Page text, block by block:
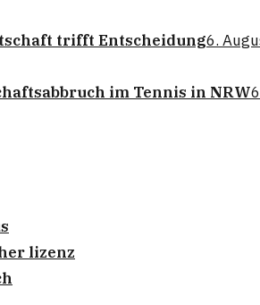
trifft Entscheidung6.
im Tennis in NRW
lizenz